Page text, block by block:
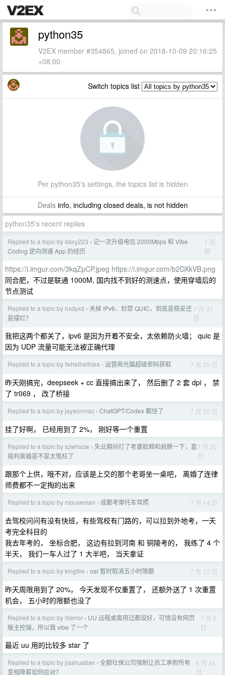
python35
V2EX member #354865, joined on 2018-10-09 20:16:25
+08:00
Switch topics list
Per python35's settings, the topics list is hidden
Dealsinfo, including closed deals, is not hidden
python35's recent replies
Replied to a topic by daxy223 › 记一次升级电信 2000Mbps 和 Vibe
Coding 逆向测速 App 的经历
1 天
前
https://i.imgur.com/3kqZpCP.jpeg https://i.imgur.com/b2DXkVB.png
同合肥，不过是联通 1000M, 国内找不到好的测速点，使用穿墙后的
节点测试
Replied to a topic by hxdyxd › 关掉 IPv6、封禁 QUIC，到底是稳妥还
是摆烂？
7 月 31
日
我把这两个都关了，ipv6 是因为开着不安全，太依赖防火墙； quic 是
因为 UDP 流量可能无法被正确代理
Replied to a topic by IIxheiheihiea › 运营商光猫超级密码获取 7 月 28 日
昨天刚搞完，deepseek + cc 直接搞出来了， 然后删了 2 套 dpi ， 禁
了 tr069 ， 改了桥接
Replied to a topic by jaysonmac › ChatGPT/Codex 都挂了 7 月 25 日
挂了好啊， 已经用到了 2%， 刚好等一个重置
Replied to a topic by szwhszw › 失业期间打了老婆脸颊和肩膀一下，直
接判离婚是不是太冤枉了
7 月 20
日
跟那个上供，哦不对，应该是上交的那个老哥坐一桌吧， 离婚了连律
师费都不一定掏的出来
Replied to a topic by mouseman › 成都考摩托车驾照 7 月 14 日
去驾校问问有没有快班，有些驾校有门路的，可以拉到外地考，一天
考完全科目的
我去年考的， 坐标合肥， 这边有拉到河南 和 铜陵考的， 我练了 4 个
半天， 我们一车人过了 1 大半吧， 当天拿证
Replied to a topic by kingfire › oai 暂时取消五小时限额 7 月 13 日
昨天周限用到了 20%， 今天发现不仅重置了， 还额外送了 1 次重置
机会， 五小时的限额也没了
Replied to a topic by i0error › UU 远程桌面用过都说好，可惜没有网页
版主控端，所以我 vibe 了一个
7 月 9
日
最近 uu 用的比较多 star 了
Replied to a topic by jiashuaibei › 全额社保公司强制让员工承担所有
变相降薪如何应对？
6 月 24
日